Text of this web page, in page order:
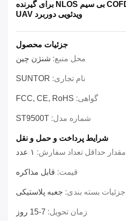
فرستنده تصویری COFDM بی سیم NLOS برای گیرنده
ویدئویی دوربرد UAV
جزئیات محصول
محل منبع: شنژن چین
نام تجاری: SUNTOR
گواهی: FCC, CE, RoHS
شماره مدل: ST9500T
شرایط پرداخت و حمل و نقل
مقدار حداقل تعداد سفارش: ۱ عدد
قیمت: قابل مذاکره
جزئیات بسته بندی: جعبه پلاستیکی
زمان تحویل: 7-15 روز